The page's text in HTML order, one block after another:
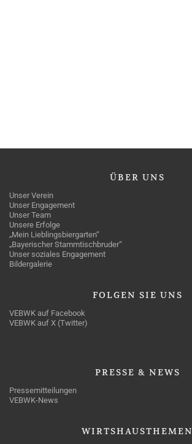
ÜBER UNS
Unser Verein
Unser Engagement
Unser Team
Unsere Erfolge
„Mein Lieblingsbiergarten“
„Bayerischer Stammtischbruder“
Unser soziales Engagement
Bildergalerie
FOLGEN SIE UNS
VEBWK auf Facebook
VEBWK auf X (Twitter)
PRESSE & NEWS
Pressemitteilungen
VEBWK-News
WIRTSHAUSTHEMEN